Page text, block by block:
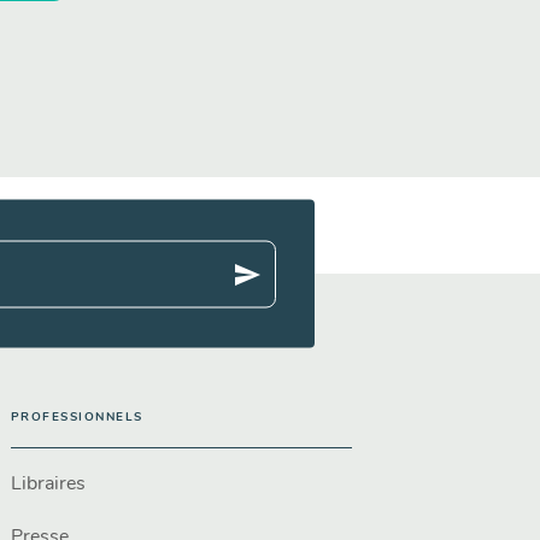
send
PROFESSIONNELS
Libraires